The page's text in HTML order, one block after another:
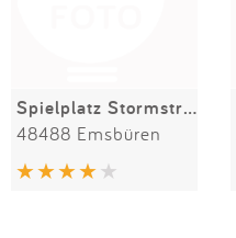
Spielplatz Stormstrasse
48488 Emsbüren